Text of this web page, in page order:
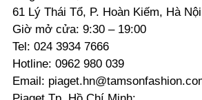
61 Lý Thái Tổ, P. Hoàn Kiếm, Hà Nội
Giờ mở cửa: 9:30 – 19:00
Tel: 024 3934 7666
Hotline: 0962 980 039
Email: